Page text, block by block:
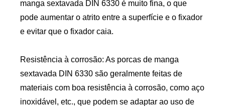
manga sextavada DIN 6330 é muito fina, o que
pode aumentar o atrito entre a superfície e o fixador
e evitar que o fixador caia.
Resistência à corrosão: As porcas de manga
sextavada DIN 6330 são geralmente feitas de
materiais com boa resistência à corrosão, como aço
inoxidável, etc., que podem se adaptar ao uso de